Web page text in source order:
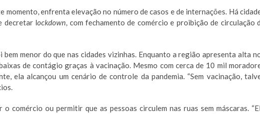
momento, enfrenta elevação no número de casos e de internações. Há
decretar lockdown, com fechamento de comércio e proibição de circulação
menor do que nas cidades vizinhas. Enquanto a região apresenta alta
de contágio graças à vacinação. Mesmo com cerca de 10 mil
ela alcançou um cenário de controle da pandemia. “Sem vacinação,
comércio ou permitir que as pessoas circulem nas ruas sem máscaras.